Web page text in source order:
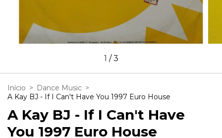
1 /3
Início > Dance Music >
A Kay BJ - If I Can't Have You 1997 Euro House
A Kay BJ - If I Can't Have
You 1997 Euro House